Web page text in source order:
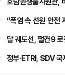
“폭염 속 선원 안전
달 궤도선, 팰컨9
정부·ETRI, SDV